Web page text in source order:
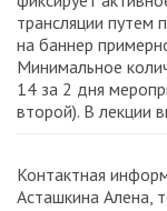
трансляции путем
на баннер
Минимальное
14 за 2 дня
второй). В лекции
Контактная
Асташкина Алена,